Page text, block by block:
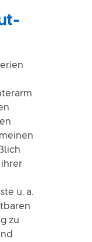
ihrer
u. a.
zu